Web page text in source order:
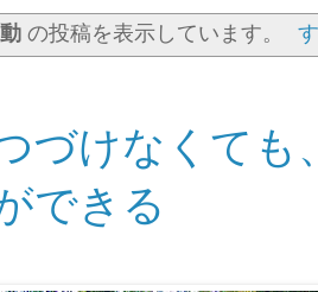
の投稿を表示しています。
づけなくても
できる